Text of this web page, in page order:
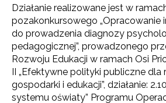
Działanie realizowane jest w
pozakonkursowego „Opracowanie
do prowadzenia diagnozy
pedagogicznej”, prowadzonego
Rozwoju Edukacji w ramach Osi
II „Efektywne polityki publiczne dla
gospodarki i edukacji”, działanie:
systemu oświaty” Programu